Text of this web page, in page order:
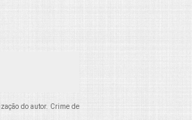
do autor. Crime de